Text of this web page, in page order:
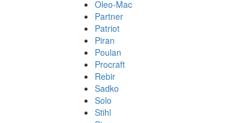
Oleo-Mac
Partner
Patriot
Piran
Poulan
Procraft
Rebir
Sadko
Solo
Stihl